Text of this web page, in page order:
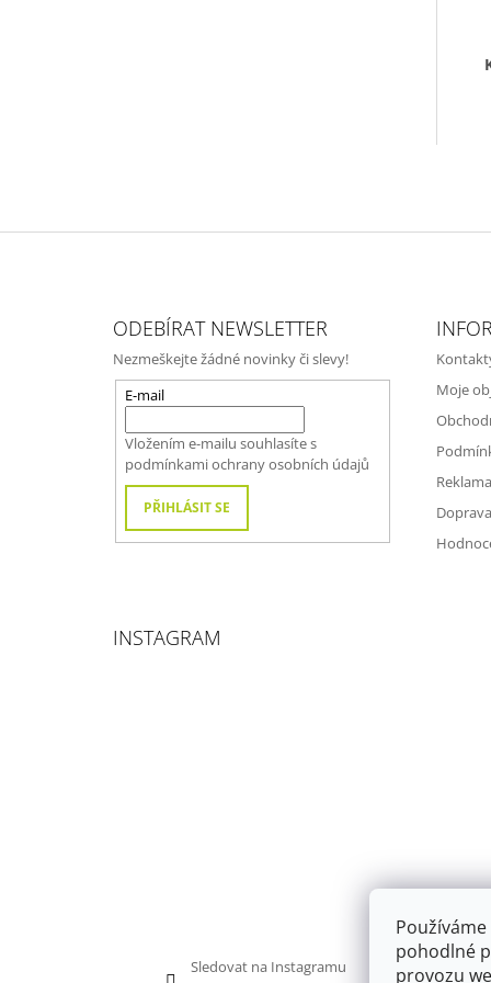
pohodlné
provozu
ODEBÍRAT NEWSLETTER
Nezmeškejte žádné novinky či slevy!
E-mail
Vložením e-mailu souhlasíte s
podmínkami ochrany osobních údajů
PŘIHLÁSIT SE
Moje
INSTAGRAM
Sledovat na Instagramu